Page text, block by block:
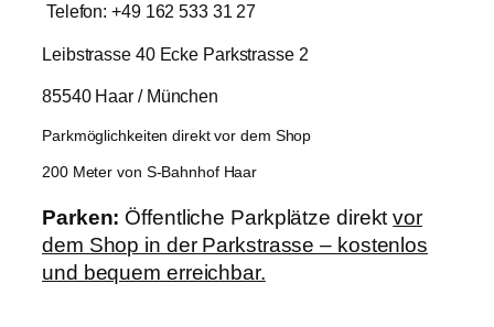
Telefon: +49 162 533 31 27
Leibstrasse 40 Ecke Parkstrasse 2
85540 Haar / München
Parkmöglichkeiten direkt vor dem Shop
200 Meter von S-Bahnhof Haar
Parken: Öffentliche Parkplätze direktvor
dem Shop in der Parkstrasse – kostenlos
und bequem erreichbar.